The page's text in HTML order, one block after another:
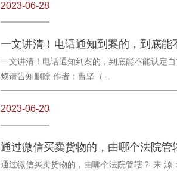
2023-06-28
一文讲清！电话通知到案的，到底能
一文讲清！电话通知到案的，到底能不能认定
烦请告知删除 作者：曹坚（...
2023-06-20
通过微信买卖货物的，由哪个法院管
通过微信买卖货物的，由哪个法院管辖？ 来 源